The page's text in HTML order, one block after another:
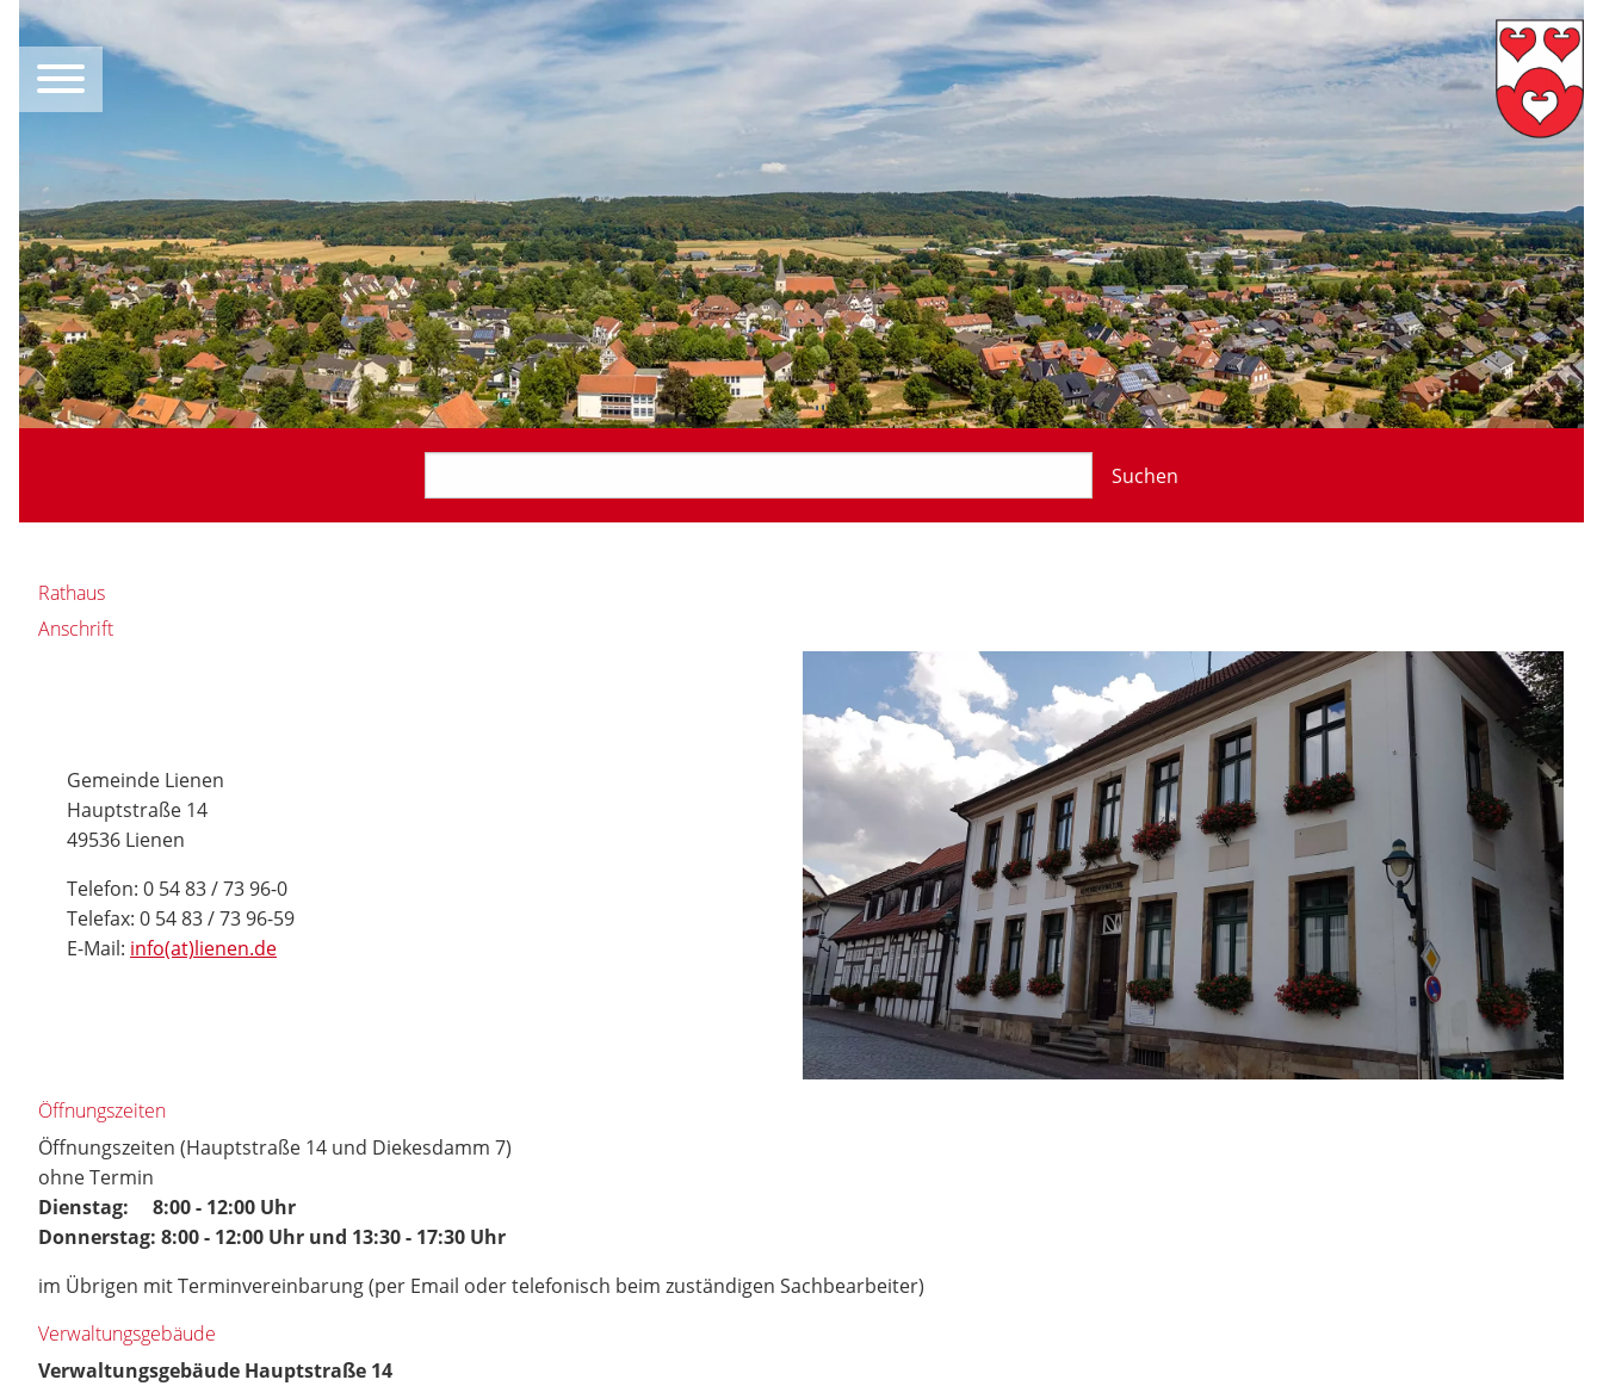
Suchen
Rathaus
Anschrift
Gemeinde Lienen
Hauptstraße 14
49536 Lienen
Telefon: 0 54 83 / 73 96-0
Telefax: 0 54 83 / 73 96-59
E-Mail: info(at)lienen.de
Öffnungszeiten
Öffnungszeiten (Hauptstraße 14 und Diekesdamm 7)
ohne Termin
Dienstag: 8:00 - 12:00 Uhr
Donnerstag: 8:00 - 12:00 Uhr und 13:30 - 17:30 Uhr
im Übrigen mit Terminvereinbarung (per Email oder telefonisch beim zuständigen Sachbearbeiter)
Verwaltungsgebäude
Verwaltungsgebäude Hauptstraße 14